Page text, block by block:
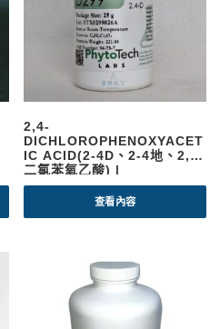
2,4-
DICHLOROPHENOXYACET
IC ACID(2-4D、2-4地、2,4-
二氯苯氧乙酸) |
PHYTOTECH
查看內容